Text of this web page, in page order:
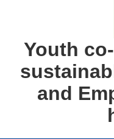
Youth
and